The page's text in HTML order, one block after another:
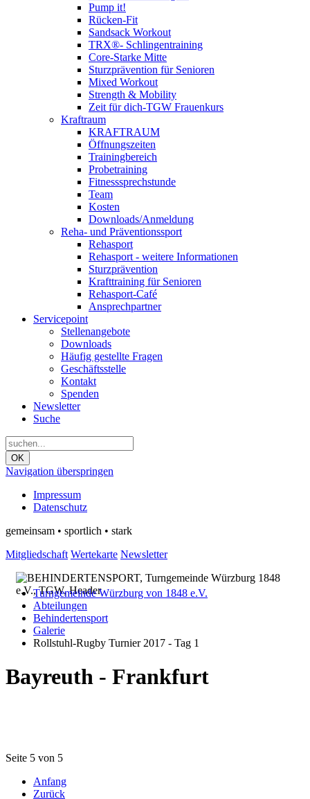
Pump it!
Rücken-Fit
Sandsack Workout
TRX®- Schlingentraining
Core-Starke Mitte
Sturzprävention für Senioren
Mixed Workout
Strength & Mobility
Zeit für dich-TGW Frauenkurs
Kraftraum
KRAFTRAUM
Öffnungszeiten
Trainingbereich
Probetraining
Fitnesssprechstunde
Team
Kosten
Downloads/Anmeldung
Reha- und Präventionssport
Rehasport
Rehasport - weitere Informationen
Sturzprävention
Krafttraining für Senioren
Rehasport-Café
Ansprechpartner
Servicepoint
Stellenangebote
Downloads
Häufig gestellte Fragen
Geschäftsstelle
Kontakt
Spenden
Newsletter
Suche
OK
Navigation überspringen
Impressum
Datenschutz
gemeinsam • sportlich • stark
Mitgliedschaft Wertekarte Newsletter
Turngemeinde Würzburg von 1848 e.V.
Abteilungen
Behindertensport
Galerie
Rollstuhl-Rugby Turnier 2017 - Tag 1
Bayreuth - Frankfurt
Seite 5 von 5
Anfang
Zurück